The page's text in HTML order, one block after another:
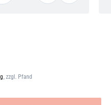
, zzgl. Pfand